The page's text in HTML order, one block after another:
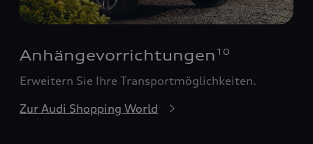
Anhängevorrichtungen 10
Erweitern Sie Ihre Transportmöglichkeiten.
Zur Audi Shopping World